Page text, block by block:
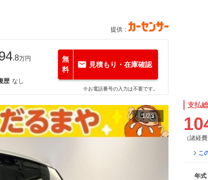
提供：
.8万円
歴 なし
無
料
見積もり・在庫確認
※お電話番号の入力は不要です。
1/23
支払
（諸経
こ
年式